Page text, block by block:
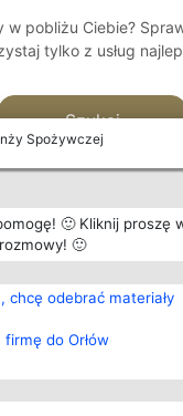
Spożywczej
🙂 Kliknij proszę
🙂
chcę odebrać materiały
firmę do Orłów
w pobliżu Ciebie?
tylko z usług
Szukaj
Plebiscyt
Laureaci
wszystkich
Laureatów
Regulamin